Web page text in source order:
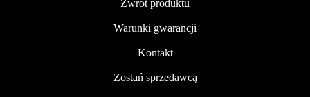
Zwrot produktu
Warunki gwarancji
Kontakt
Zostań sprzedawcą